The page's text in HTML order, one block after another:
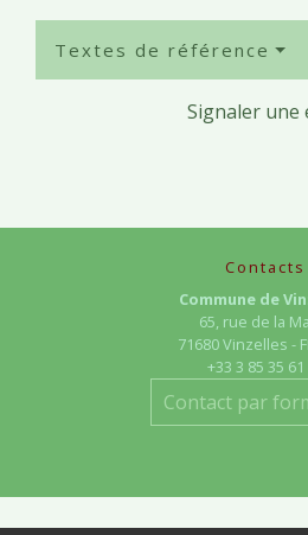
Textes de référence
Signaler une
Contacts
Commune de
65, rue de la
71680 Vinzelles -
+33 3 85 35 61
Contact par